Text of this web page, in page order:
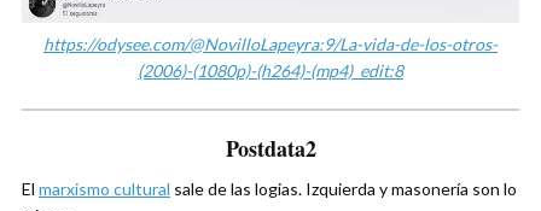
https://odysee.com/@NovilloLapeyra:9/La-vida-de-los-otros-
(2006)-(1080p)-(h264)-(mp4)_edit:8
Postdata2
El marxismo cultural sale de las logias. Izquierda y masonería son lo